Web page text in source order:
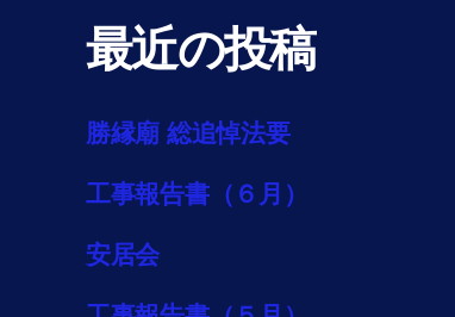
最近の投稿
勝縁廟 総追悼法要
工事報告書（６月）
安居会